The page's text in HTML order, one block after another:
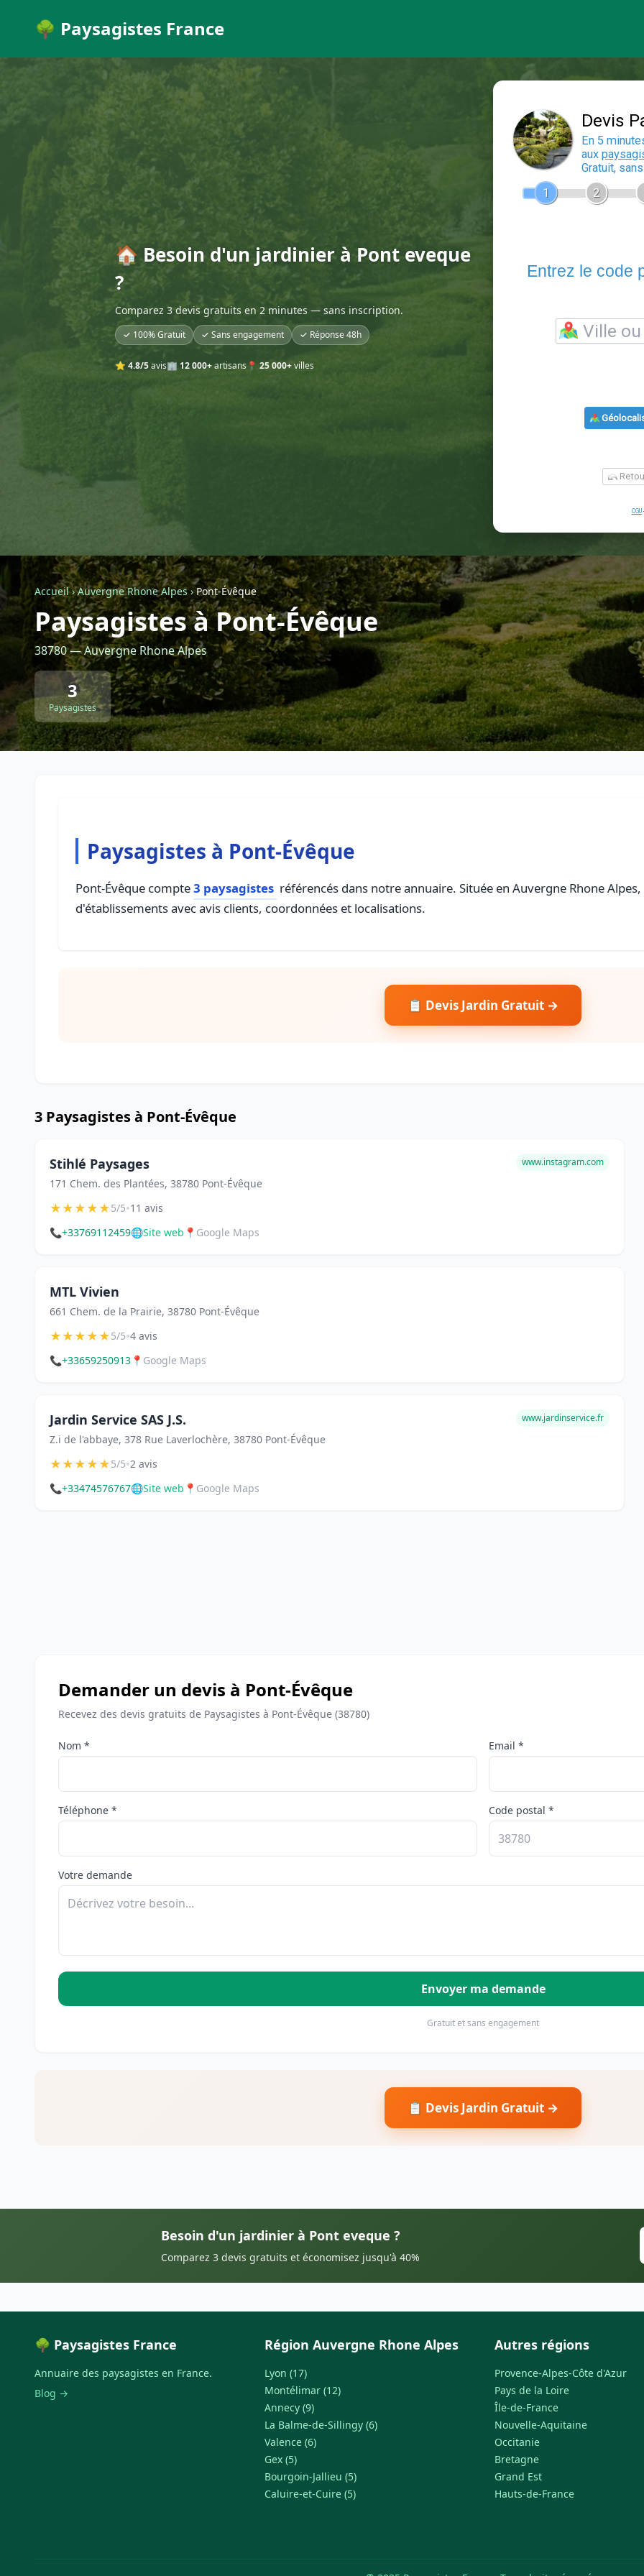
🌳 Paysagistes France
🏠 Besoin d'un jardinier à Pont eveque
?
Comparez 3 devis gratuits en 2 minutes — sans inscription.
✓ 100% Gratuit ✓ Sans engagement ✓ Réponse 48h
⭐ 4.8/5avis🏢 12 000+artisans 📍 25 000+villes
Accueil›Auvergne Rhone Alpes›Pont-Évêque
Paysagistes à Pont-Évêque
38780 — Auvergne Rhone Alpes
3
Paysagistes
Paysagistes à Pont-Évêque
Pont-Évêque compte3 paysagistes référencés dans notre annuaire. Située en Auvergne Rhone
d'établissements avec avis clients, coordonnées et localisations.
📋 Devis Jardin Gratuit →
3 Paysagistes à Pont-Évêque
Stihlé Paysages
171 Chem. des Plantées, 38780 Pont-Évêque
www.instagram.com
★★★★★5/5•11 avis
📞+33769112459🌐Site web 📍 Google Maps
MTL Vivien
661 Chem. de la Prairie, 38780 Pont-Évêque
★★★★★5/5•4 avis
📞+33659250913 📍 Google Maps
Jardin Service SAS J.S.
Z.i de l'abbaye, 378 Rue Laverlochère, 38780 Pont-Évêque
www.jardinservice.fr
★★★★★5/5•2 avis
📞+33474576767🌐Site web 📍 Google Maps
Demander un devis à Pont-Évêque
Recevez des devis gratuits de Paysagistes à Pont-Évêque (38780)
Nom * Email *
Téléphone * Code postal *
Votre demande
Envoyer ma demande
Gratuit et sans engagement
📋 Devis Jardin Gratuit →
Besoin d'un jardinier à Pont eveque ?
Comparez 3 devis gratuits et économisez jusqu'à 40%
🌳 Paysagistes France
Annuaire des paysagistes en France.
Blog →
Région Auvergne Rhone Alpes
Lyon (17)
Montélimar (12)
Annecy (9)
La Balme-de-Sillingy (6)
Valence (6)
Gex (5)
Bourgoin-Jallieu (5)
Caluire-et-Cuire (5)
Autres régions
Provence-Alpes-Côte d'Azur
Pays de la Loire
Île-de-France
Nouvelle-Aquitaine
Occitanie
Bretagne
Grand Est
Hauts-de-France